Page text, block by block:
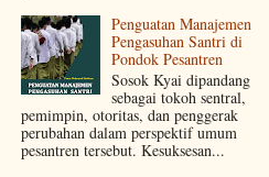
Penguatan Manajemen
Pengasuhan Santri di
Pondok Pesantren
Sosok Kyai dipandang
sebagai tokoh sentral,
pemimpin, otoritas, dan penggerak
perubahan dalam perspektif umum
pesantren tersebut. Kesuksesan...